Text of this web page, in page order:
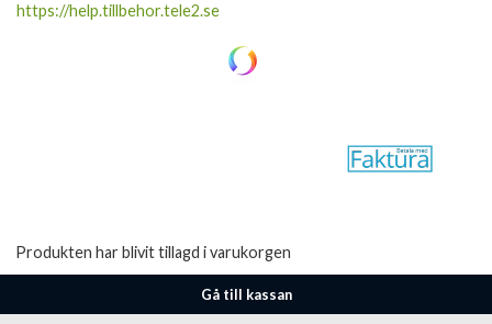
https://help.tillbehor.tele2.se
Produkten har blivit tillagd i varukorgen
Gå till kassan